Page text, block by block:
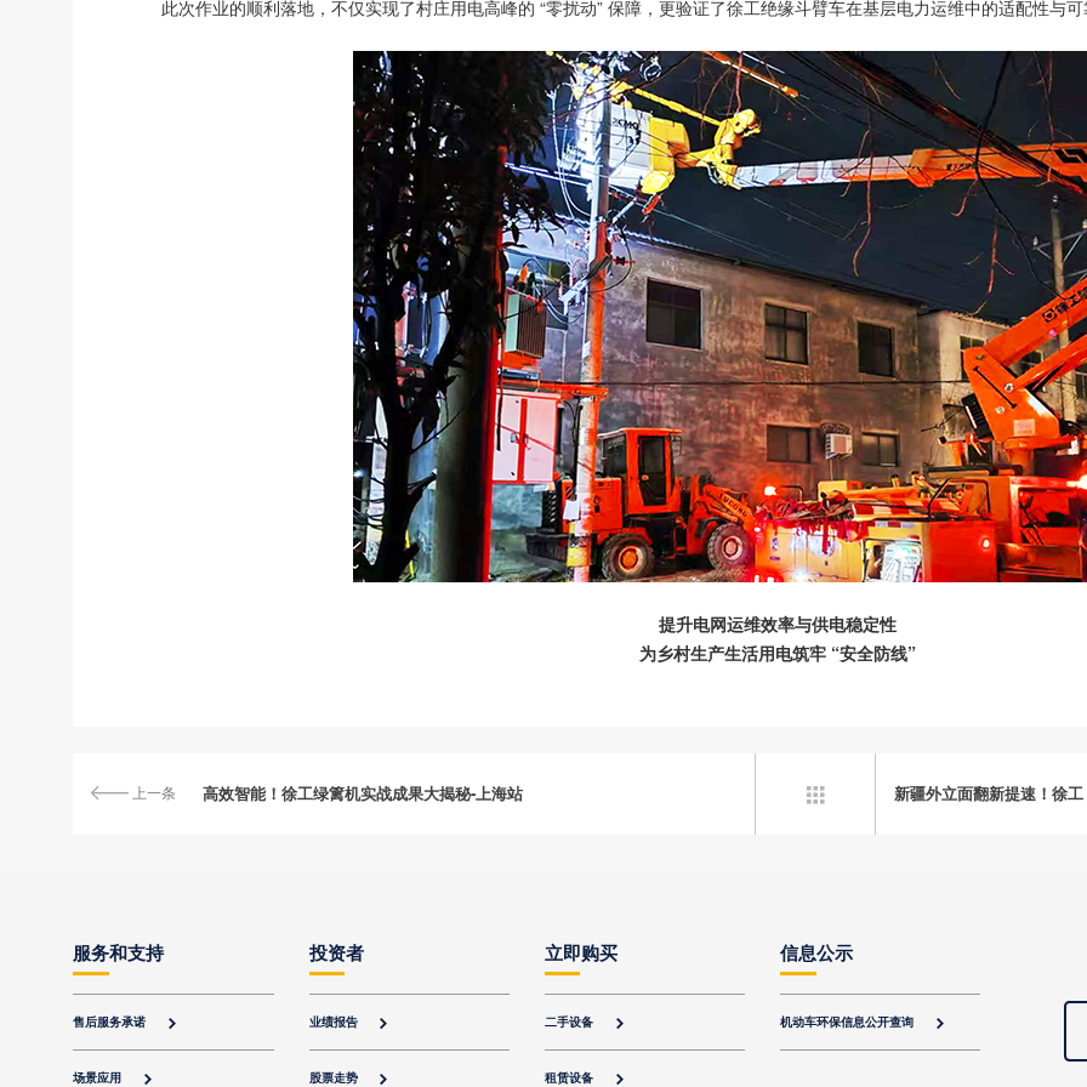
此次作业的顺利落地，不仅实现了村庄用电高峰的 “零扰动” 保障，更验证了徐工绝缘斗臂车在基层电力运维中的适配性与
提升电网运维效率与供电稳定性
为乡村生产生活用电筑牢 “安全防线”
上一条 高效智能！徐工绿篱机实战成果大揭秘-上海站 新疆外立面翻新提速！徐

服务和支持
售后服务承诺 
场景应用 
投资者
业绩报告 
股票走势 
立即购买
二手设备 
租赁设备 
信息公示
机动车环保信息公开查询 